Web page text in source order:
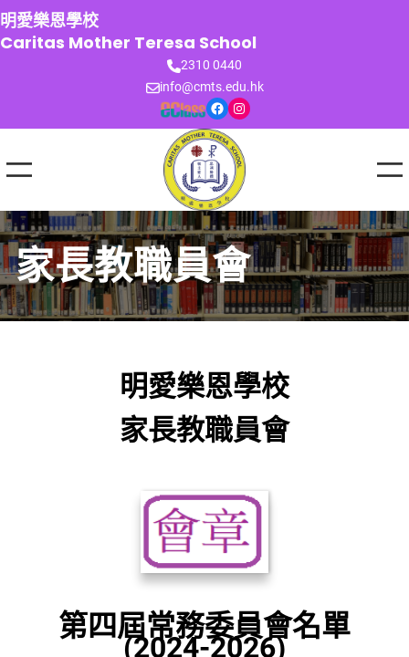
跳
至
主
明愛樂恩學校
Caritas Mother Teresa School
2310 0440
info@cmts.edu.hk
Facebook Instagram
家長教職員會
明愛樂恩學校
家長教職員會
第四屆常務委員會名單
(2024-2026)